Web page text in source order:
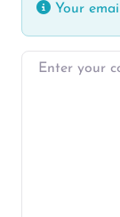
Your
Enter your